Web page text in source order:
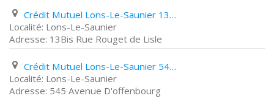
Crédit Mutuel Lons-Le-Saunier 13Bis Rue Rouget de Lisle
Lons-Le-Saunier
13Bis Rue Rouget de Lisle
Crédit Mutuel Lons-Le-Saunier 545 Avenue D'offenbourg
Lons-Le-Saunier
545 Avenue D'offenbourg